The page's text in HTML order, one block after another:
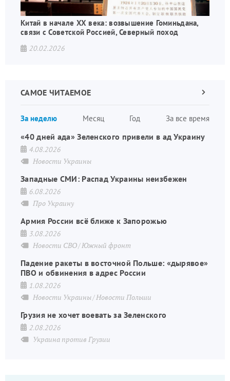
Китай в начале XX века: возвышение Гоминьдана,
связи с Советской Россией, Северный поход
20.02.2026
САМОЕ ЧИТАЕМОЕ
За неделю Месяц Год За все время
Следующая
«40 дней ада» Зеленского привели в ад Украину
4.08.2026
Новости Украины
Западные СМИ: Распад Украины неизбежен
6.08.2026
Про Украину
Армия России всё ближе к Запорожью
3.08.2026
Новости СВО Южный фронт
Падение ракеты в восточной Польше: «дырявое»
ПВО и обвинения в адрес России
1.08.2026
Новости Украины Новости Польши
Грузия не хочет воевать за Зеленского
2.08.2026
Украина против Грузии